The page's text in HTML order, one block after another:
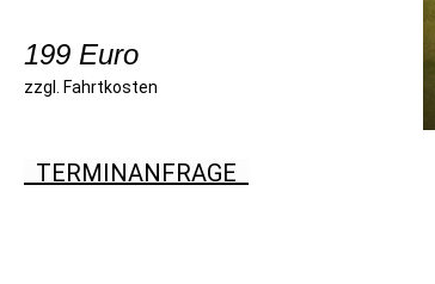
199 Euro
zzgl. Fahrtkosten
TERMINANFRAGE